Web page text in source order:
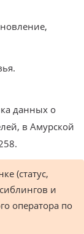
данных о
в Амурской
(статус,
и
оператора по